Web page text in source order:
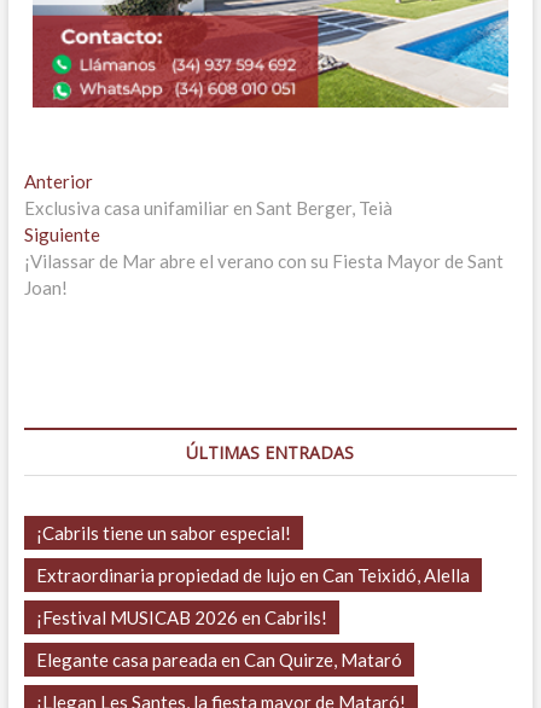
Navegación
de
entradas
AnteriorEntrada
anterior:
Exclusiva casa unifamiliar en Sant Berger, Teià
SiguienteEntrada
siguiente:
¡Vilassar de Mar abre el verano con su Fiesta Mayor de Sant
Joan!
ÚLTIMAS ENTRADAS
¡Cabrils tiene un sabor especial!
Extraordinaria propiedad de lujo en Can Teixidó, Alella
¡Festival MUSICAB 2026 en Cabrils!
Elegante casa pareada en Can Quirze, Mataró
¡Llegan Les Santes, la fiesta mayor de Mataró!